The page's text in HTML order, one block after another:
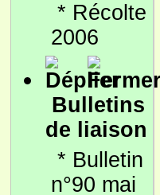
* Récolte
2006
Bulletins
de liaison
* Bulletin
n°90 mai